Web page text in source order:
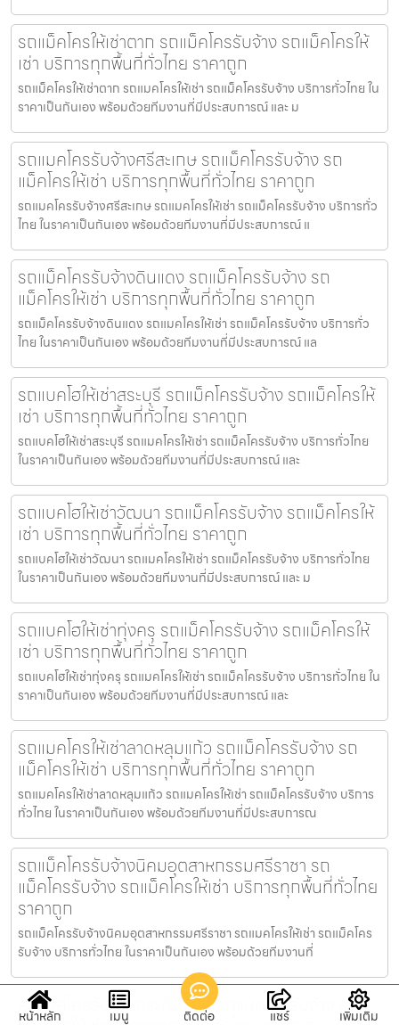
รถแม็คโครให้เช่าตาก รถแม็คโครรับจ้าง รถแม็คโครให้
เช่า บริการทุกพื้นที่ทั่วไทย ราคาถูก
รถแม็คโครให้เช่าตาก รถแมคโครให้เช่า รถแม็คโครรับจ้าง บริการทั่วไทย ใน
ราคาเป็นกันเอง พร้อมด้วยทีมงานที่มีประสบการณ์ และ ม
รถแมคโครรับจ้างศรีสะเกษ รถแม็คโครรับจ้าง รถ
แม็คโครให้เช่า บริการทุกพื้นที่ทั่วไทย ราคาถูก
รถแมคโครรับจ้างศรีสะเกษ รถแมคโครให้เช่า รถแม็คโครรับจ้าง บริการทั่ว
ไทย ในราคาเป็นกันเอง พร้อมด้วยทีมงานที่มีประสบการณ์ แ
รถแม็คโครรับจ้างดินแดง รถแม็คโครรับจ้าง รถ
แม็คโครให้เช่า บริการทุกพื้นที่ทั่วไทย ราคาถูก
รถแม็คโครรับจ้างดินแดง รถแมคโครให้เช่า รถแม็คโครรับจ้าง บริการทั่ว
ไทย ในราคาเป็นกันเอง พร้อมด้วยทีมงานที่มีประสบการณ์ แล
รถแบคโฮให้เช่าสระบุรี รถแม็คโครรับจ้าง รถแม็คโครให้
เช่า บริการทุกพื้นที่ทั่วไทย ราคาถูก
รถแบคโฮให้เช่าสระบุรี รถแมคโครให้เช่า รถแม็คโครรับจ้าง บริการทั่วไทย
ในราคาเป็นกันเอง พร้อมด้วยทีมงานที่มีประสบการณ์ และ
รถแบคโฮให้เช่าวัฒนา รถแม็คโครรับจ้าง รถแม็คโครให้
เช่า บริการทุกพื้นที่ทั่วไทย ราคาถูก
รถแบคโฮให้เช่าวัฒนา รถแมคโครให้เช่า รถแม็คโครรับจ้าง บริการทั่วไทย
ในราคาเป็นกันเอง พร้อมด้วยทีมงานที่มีประสบการณ์ และ ม
รถแบคโฮให้เช่าทุ่งครุ รถแม็คโครรับจ้าง รถแม็คโครให้
เช่า บริการทุกพื้นที่ทั่วไทย ราคาถูก
รถแบคโฮให้เช่าทุ่งครุ รถแมคโครให้เช่า รถแม็คโครรับจ้าง บริการทั่วไทย ใน
ราคาเป็นกันเอง พร้อมด้วยทีมงานที่มีประสบการณ์ และ
รถแมคโครให้เช่าลาดหลุมแก้ว รถแม็คโครรับจ้าง รถ
แม็คโครให้เช่า บริการทุกพื้นที่ทั่วไทย ราคาถูก
รถแมคโครให้เช่าลาดหลุมแก้ว รถแมคโครให้เช่า รถแม็คโครรับจ้าง บริการ
ทั่วไทย ในราคาเป็นกันเอง พร้อมด้วยทีมงานที่มีประสบการณ
รถแม็คโครรับจ้างนิคมอุตสาหกรรมศรีราชา รถ
แม็คโครรับจ้าง รถแม็คโครให้เช่า บริการทุกพื้นที่ทั่วไทย
ราคาถูก
รถแม็คโครรับจ้างนิคมอุตสาหกรรมศรีราชา รถแมคโครให้เช่า รถแม็คโคร
รับจ้าง บริการทั่วไทย ในราคาเป็นกันเอง พร้อมด้วยทีมงานที่
รถแม็คโครรับจ้างกระทุ่มแบน รถแม็คโครรับจ้าง รถ
หน้าหลัก เมนู ติดต่อ แชร์ เพิ่มเติม